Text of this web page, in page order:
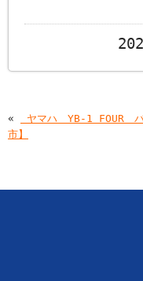
«
￼ヤマハ YB-1 FOUR
市】